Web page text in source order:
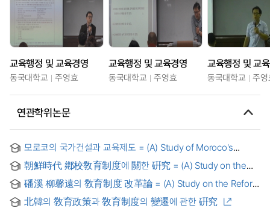
교육행정 및 교육경영
동국대학교 주영효
교육행정 및 교육경영
동국대학교 주영효
교육행정 및 교
동국대학교 주
연관학위논문
모로코의 국가건설과 교육제도 = (A) Study of Moroco's
National Construction and Education system
朝鮮時代 鄕校敎育制度에 關한 硏究 = (A) Study on the
Education System of Hyang-Gyo in Chosun Dynasty
磻溪 柳馨遠의 敎育制度 改革論 = (A) Study on the Reform
Theory of Pankye, Yu Hyeong Won's Educational System
北韓의 敎育政策과 敎育制度의 變遷에 관한 硏究